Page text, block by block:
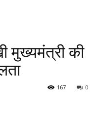
मुख्यमंत्री की
0
167